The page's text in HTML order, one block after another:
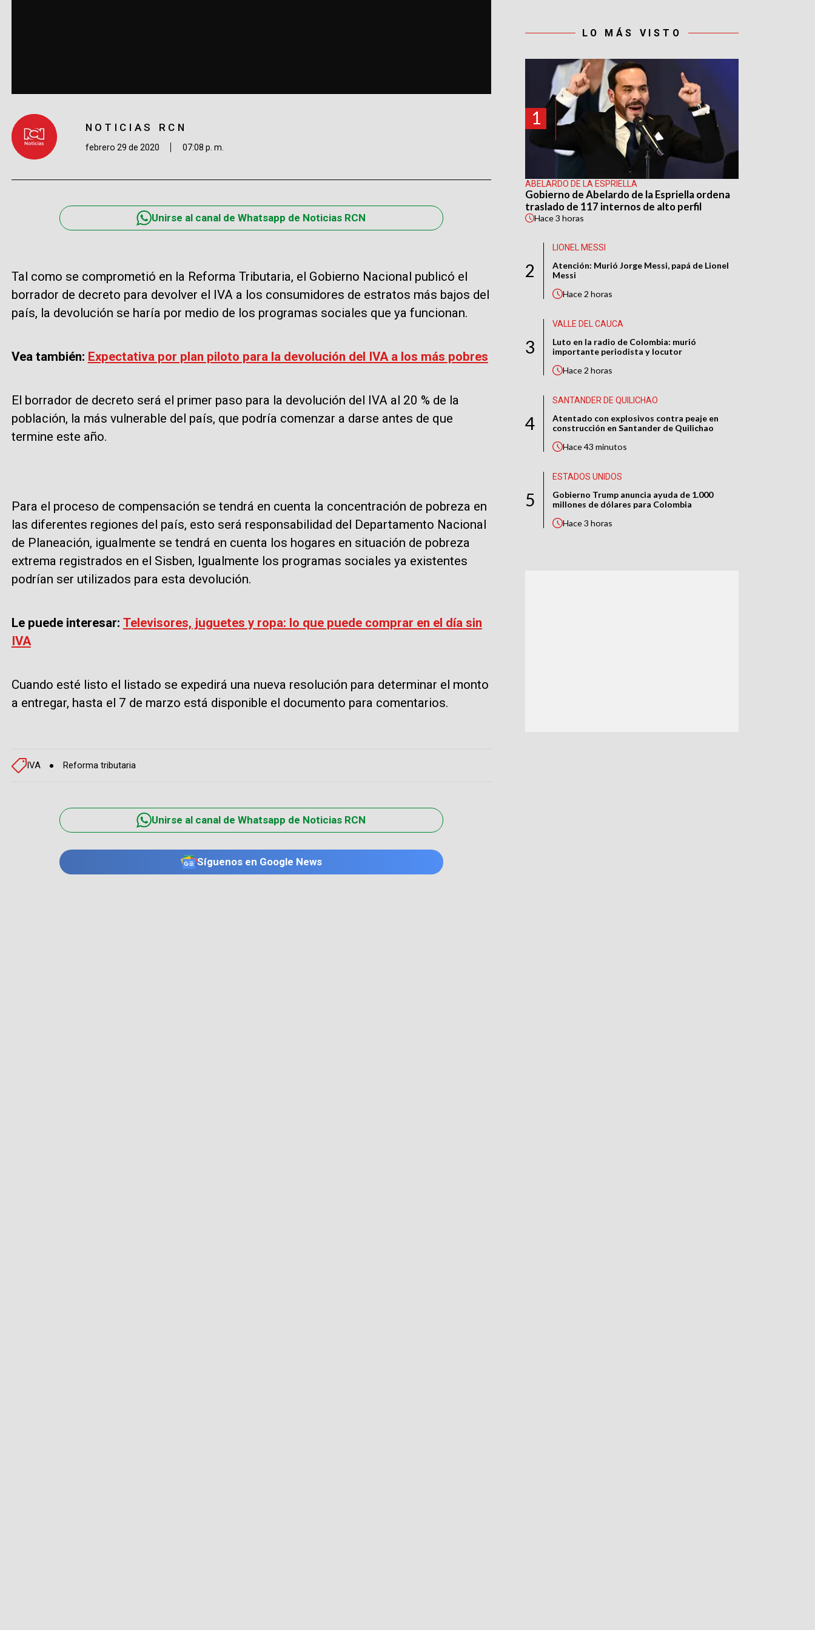
NOTICIAS RCN
febrero 29 de 2020 07:08 p. m.
Unirse al canal de Whatsapp de Noticias RCN
Tal como se comprometió en la Reforma Tributaria, el Gobierno Nacional publicó el
borrador de decreto para devolver el IVA a los consumidores de estratos más bajos del
país, la devolución se haría por medio de los programas sociales que ya funcionan.
Vea también: Expectativa por plan piloto para la devolución del IVA a los más pobres
El borrador de decreto será el primer paso para la devolución del IVA al 20 % de la
población, la más vulnerable del país, que podría comenzar a darse antes de que
termine este año.
Para el proceso de compensación se tendrá en cuenta la concentración de pobreza en
las diferentes regiones del país, esto será responsabilidad del Departamento Nacional
de Planeación, igualmente se tendrá en cuenta los hogares en situación de pobreza
extrema registrados en el Sisben, Igualmente los programas sociales ya existentes
podrían ser utilizados para esta devolución.
Le puede interesar: Televisores, juguetes y ropa: lo que puede comprar en el día sin
IVA
Cuando esté listo el listado se expedirá una nueva resolución para determinar el monto
a entregar, hasta el 7 de marzo está disponible el documento para comentarios.
IVA Reforma tributaria
Unirse al canal de Whatsapp de Noticias RCN
Síguenos en Google News
LO MÁS VISTO
1
ABELARDO DE LA ESPRIELLA
Gobierno de Abelardo de la Espriella ordena
traslado de 117 internos de alto perfil
Hace3 horas
2
LIONEL MESSI
Atención: Murió Jorge Messi, papá de Lionel
Messi
Hace2 horas
3
VALLE DEL CAUCA
Luto en la radio de Colombia: murió
importante periodista y locutor
Hace2 horas
4
SANTANDER DE QUILICHAO
Atentado con explosivos contra peaje en
construcción en Santander de Quilichao
Hace43 minutos
5
ESTADOS UNIDOS
Gobierno Trump anuncia ayuda de 1.000
millones de dólares para Colombia
Hace3 horas